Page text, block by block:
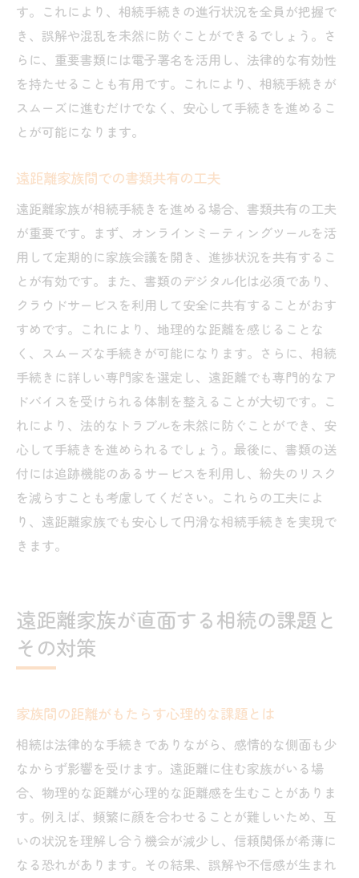
す。これにより、相続手続きの進行状況を全員が把握で
き、誤解や混乱を未然に防ぐことができるでしょう。さ
らに、重要書類には電子署名を活用し、法律的な有効性
を持たせることも有用です。これにより、相続手続きが
スムーズに進むだけでなく、安心して手続きを進めるこ
とが可能になります。
遠距離家族間での書類共有の工夫
遠距離家族が相続手続きを進める場合、書類共有の工夫
が重要です。まず、オンラインミーティングツールを活
用して定期的に家族会議を開き、進捗状況を共有するこ
とが有効です。また、書類のデジタル化は必須であり、
クラウドサービスを利用して安全に共有することがおす
すめです。これにより、地理的な距離を感じることな
く、スムーズな手続きが可能になります。さらに、相続
手続きに詳しい専門家を選定し、遠距離でも専門的なア
ドバイスを受けられる体制を整えることが大切です。こ
れにより、法的なトラブルを未然に防ぐことができ、安
心して手続きを進められるでしょう。最後に、書類の送
付には追跡機能のあるサービスを利用し、紛失のリスク
を減らすことも考慮してください。これらの工夫によ
り、遠距離家族でも安心して円滑な相続手続きを実現で
きます。
遠距離家族が直面する相続の課題と
その対策
家族間の距離がもたらす心理的な課題とは
相続は法律的な手続きでありながら、感情的な側面も少
なからず影響を受けます。遠距離に住む家族がいる場
合、物理的な距離が心理的な距離感を生むことがありま
す。例えば、頻繁に顔を合わせることが難しいため、互
いの状況を理解し合う機会が減少し、信頼関係が希薄に
なる恐れがあります。その結果、誤解や不信感が生まれ